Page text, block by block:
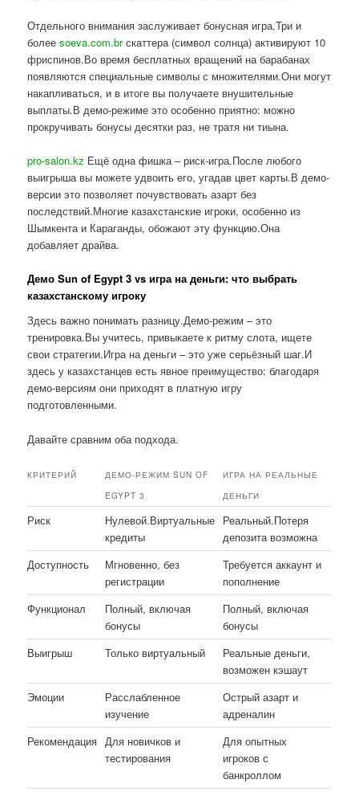
Отдельного внимания заслуживает бонусная игра.Три и
болееsoeva.com.brскаттера (символ солнца) активируют 10
фриспинов.Во время бесплатных вращений на барабанах
появляются специальные символы с множителями.Они могут
накапливаться, и в итоге вы получаете внушительные
выплаты.В демо-режиме это особенно приятно: можно
прокручивать бонусы десятки раз, не тратя ни тиына.
pro-salon.kz Ещё одна фишка – риск-игра.После любого
выигрыша вы можете удвоить его, угадав цвет карты.В демо-
версии это позволяет почувствовать азарт без
последствий.Многие казахстанские игроки, особенно из
Шымкента и Караганды, обожают эту функцию.Она
добавляет драйва.
Демо Sun of Egypt 3 vs игра на деньги: что выбрать
казахстанскому игроку
Здесь важно понимать разницу.Демо-режим – это
тренировка.Вы учитесь, привыкаете к ритму слота, ищете
свои стратегии.Игра на деньги – это уже серьёзный шаг.И
здесь у казахстанцев есть явное преимущество: благодаря
демо-версиям они приходят в платную игру
подготовленными.
Давайте сравним оба подхода.
КРИТЕРИЙ
ДЕМО-РЕЖИМ SUN OF
EGYPT 3
ИГРА НА РЕАЛЬНЫЕ
ДЕНЬГИ
Риск
Нулевой.Виртуальные
кредиты
Реальный.Потеря
депозита возможна
Доступность
Мгновенно, без
регистрации
Требуется аккаунт и
пополнение
Функционал
Полный, включая
бонусы
Полный, включая
бонусы
Выигрыш
Только виртуальный
Реальные деньги,
возможен кэшаут
Эмоции
Расслабленное
изучение
Острый азарт и
адреналин
Рекомендация Для новичков и
тестирования
Для опытных
игроков с
банкроллом